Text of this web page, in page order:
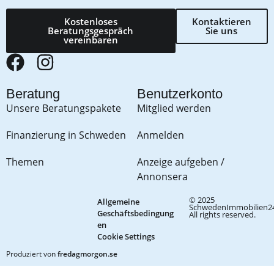
Kostenloses
Beratungsgespräch
vereinbaren
Kontaktieren
Sie uns
Beratung
Unsere Beratungspakete
Finanzierung in Schweden
Themen
Benutzerkonto
Mitglied werden
Anmelden
Anzeige aufgeben /
Annonsera
© 2025
All rights reserved.
Allgemeine
Geschäftsbedingung
en
Cookie Settings
Produziert vonfredagmorgon.se